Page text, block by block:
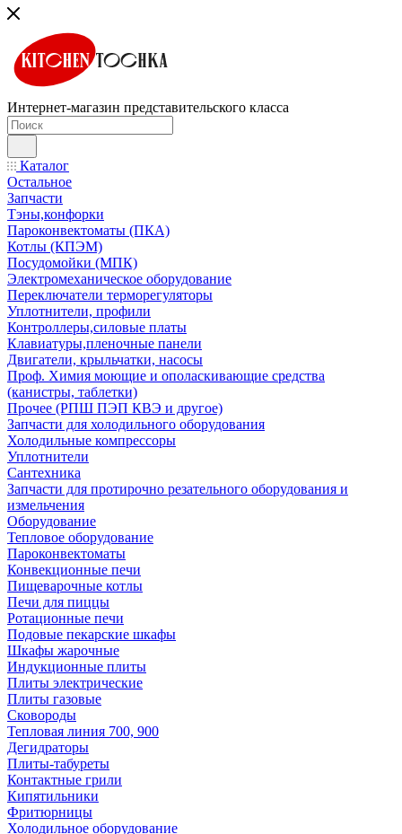
Интернет-магазин представительского класса
Каталог
Остальное
Запчасти
Тэны,конфорки
Пароконвектоматы (ПКА)
Котлы (КПЭМ)
Посудомойки (МПК)
Электромеханическое оборудование
Переключатели терморегуляторы
Уплотнители, профили
Контроллеры,силовые платы
Клавиатуры,пленочные панели
Двигатели, крыльчатки, насосы
Проф. Химия моющие и ополаскивающие средства
(канистры, таблетки)
Прочее (РПШ ПЭП КВЭ и другое)
Запчасти для холодильного оборудования
Холодильные компрессоры
Уплотнители
Сантехника
Запчасти для протирочно резательного оборудования и
измельчения
Оборудование
Тепловое оборудование
Пароконвектоматы
Конвекционные печи
Пищеварочные котлы
Печи для пиццы
Ротационные печи
Подовые пекарские шкафы
Шкафы жарочные
Индукционные плиты
Плиты электрические
Плиты газовые
Сковороды
Тепловая линия 700, 900
Дегидраторы
Плиты-табуреты
Контактные грили
Кипятильники
Фритюрницы
Холодильное оборудование